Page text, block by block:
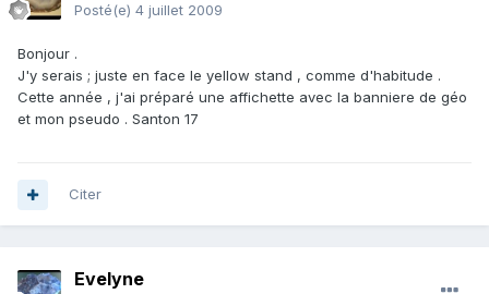
Posté(e) 4 juillet 2009
Bonjour .
J'y serais ; juste en face le yellow stand , comme d'habitude .
Cette année , j'ai préparé une affichette avec la banniere de géo
et mon pseudo . Santon 17
Citer
Evelyne